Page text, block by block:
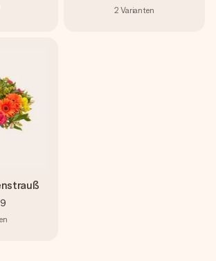
2 Varianten